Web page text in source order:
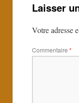
Laisser
Votre adresse
Commentaire *